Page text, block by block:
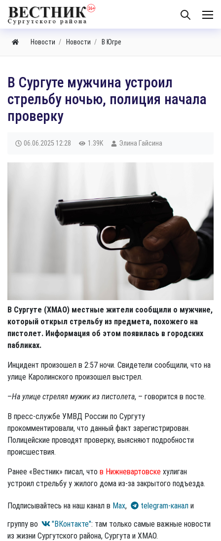
Новости Новости В Югре
В Сургуте мужчина устроил
стрельбу ночью, полиция начала
проверку
06.06.2025 12:28 1.39K Элина Гайсина
В Сургуте (ХМАО) местные жители сообщили о мужчине,
который открыл стрельбу из предмета, похожего на
пистолет. Информация об этом появилась в городских
пабликах.
Инцидент произошел в 2:57 ночи. Свидетели сообщили, что на
улице Каролинского произошел выстрел.
–На улице стрелял мужик из пистолета, – говорится в посте.
В пресс-службе УМВД России по Сургуту
прокомментировали, что данный факт зарегистрирован.
Полицейские проводят проверку, выясняют подробности
происшествия.
Ранее «Вестник» писал, что в Нижневартовске хулиган
устроил стрельбу у жилого дома из-за закрытого подъезда.
Подписывайтесь на наш канал в Max, telegram-канал и
группу во
"ВКонтакте": там только самые важные новости
из жизни Сургутского района, Сургута и ХМАО.